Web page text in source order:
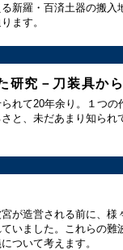
新羅・百済土器の搬入
ます。
研究－刀装具か
れて20年余り。１つ
と、未だあまり知られ
が造営される前に、
いました。これらの難
ついて考えます。